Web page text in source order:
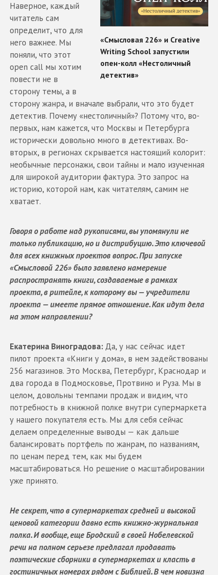
Наверное, каждый
читатель сам
определит, что для
него важнее. Мы
поняли, что этот
оpen сall мы хотим
повести не в
сторону темы, а в
сторону жанра, и вначале выбрали, что это будет
детектив. Почему «нестоличный»? Потому что, во-
первых, нам кажется, что Москвы и Петербурга
исторически довольно много в детективах. Во-
вторых, в регионах скрывается настоящий колорит:
необычные персонажи, свои тайны и мало изученная
для широкой аудитории фактура. Это запрос на
историю, которой нам, как читателям, самим не
хватает.
Говоря о работе над рукописями, вы упомянули не
только публикацию, но и дистрибуцию. Это ключевой
для всех книжных проектов вопрос. При запуске
«Смысловой 226» было заявлено намерение
распространять книги, создаваемые в рамках
проекта, в ритейле, к которому вы — учредители
проекта — имеете прямое отношение. Как идут дела
на этом направлении?
Екатерина Виноградова: Да, у нас сейчас идет
пилот проекта «Книги у дома», в нем задействованы
256 магазинов. Это Москва, Петербург, Краснодар и
два города в Подмосковье, Протвино и Руза. Мы в
целом, довольны темпами продаж и видим, что
потребность в книжной полке внутри супермаркета
у нашего покупателя есть. Мы для себя сейчас
делаем определенные выводы — как дальше
балансировать портфель по жанрам, по названиям,
по ценам перед тем, как мы будем
масштабироваться. Но решение о масштабировании
уже принято.
Не секрет, что в супермаркетах средней и высокой
ценовой категории давно есть книжно-журнальная
полка. И вообще, еще Бродский в своей Нобелевской
речи на полном серьезе предлагал продавать
поэтические сборники в супермаркетах и класть в
гостиничных номерах рядом с Библией. В чем новизна